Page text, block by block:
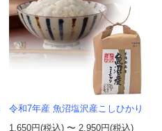
令和7年産 魚沼塩沢産こしひかり
1,650円(税込) 〜 2,950円(税込)